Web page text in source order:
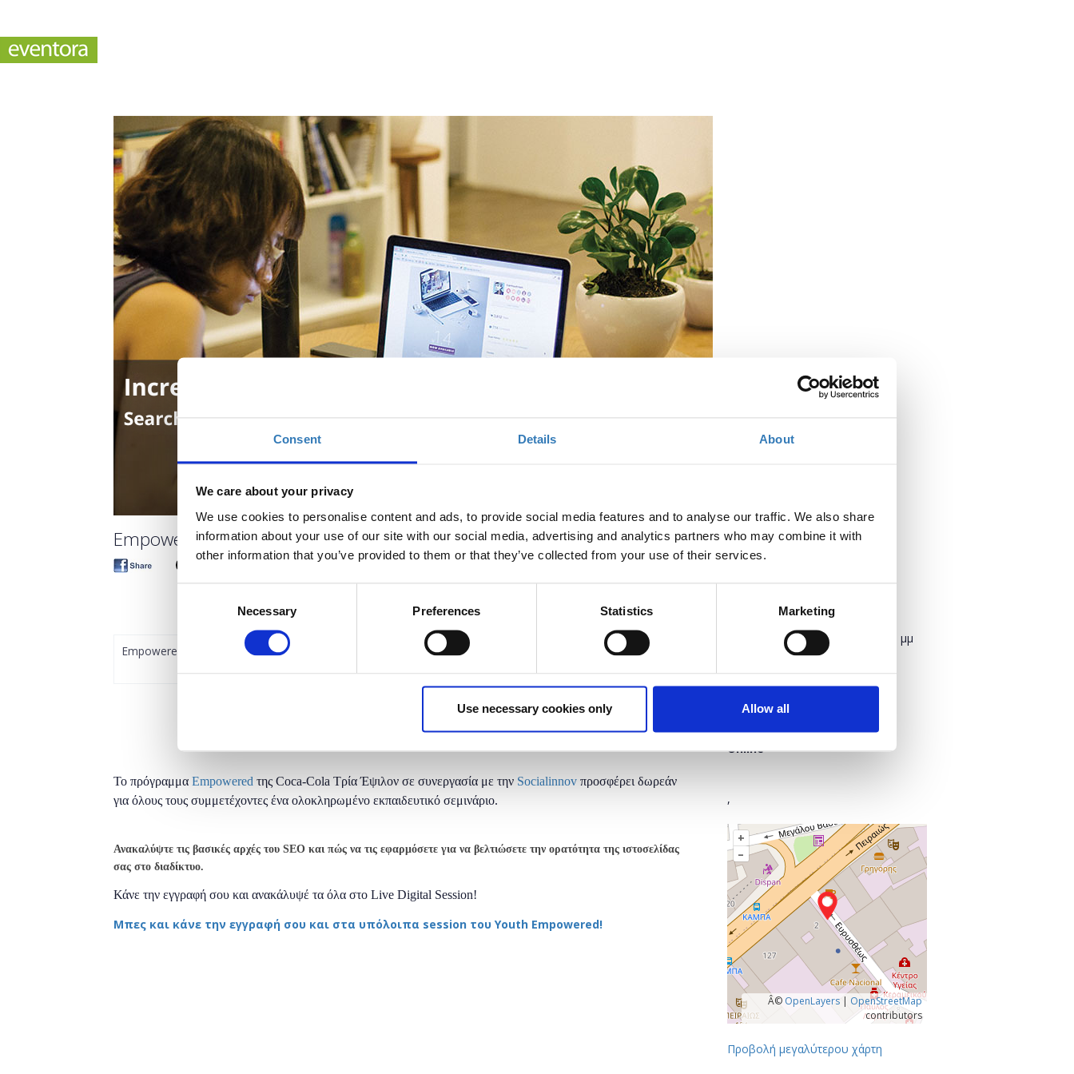
Consent Details About
We care about your privacy
We use cookies to personalise content and ads, to provide social media features and to analyse our traffic. We also share
information about your use of our site with our social media, advertising and analytics partners who may combine it with
other information that you’ve provided to them or that they’ve collected from your use of their services.
Necessary Preferences Statistics Marketing
Use necessary cookies only Allow all
Empowered: Βασικές αρχές βελτιστοποίησης για τις μηχανές αναζήτησης (SEO)
Ποσότητα
Empowered
Η περίοδος εγγραφών
Το πρόγραμμα Empowered της Coca-Cola Τρία Έψιλον σε συνεργασία με την Socialinnov προσφέρει δωρεάν
για όλους τους συμμετέχοντες ένα ολοκληρωμένο εκπαιδευτικό σεμινάριο.
Ανακαλύψτε τις βασικές αρχές του SEO και πώς να τις εφαρμόσετε για να βελτιώσετε την ορατότητα της ιστοσελίδας
σας στο διαδίκτυο.
Κάνε την εγγραφή σου και ανακάλυψέ τα όλα στο Live Digital Session!
Μπες και κάνε την εγγραφή σου και στα υπόλοιπα session του Youth Empowered!
Πέμπτη, 7 Δεκεμβρίου 2023 4:00 μμ
Προσθήκη στο ημερολόγιό σας
Online
,
+
–
Â© OpenLayers| OpenStreetMap
contributors
Προβολή μεγαλύτερου χάρτη